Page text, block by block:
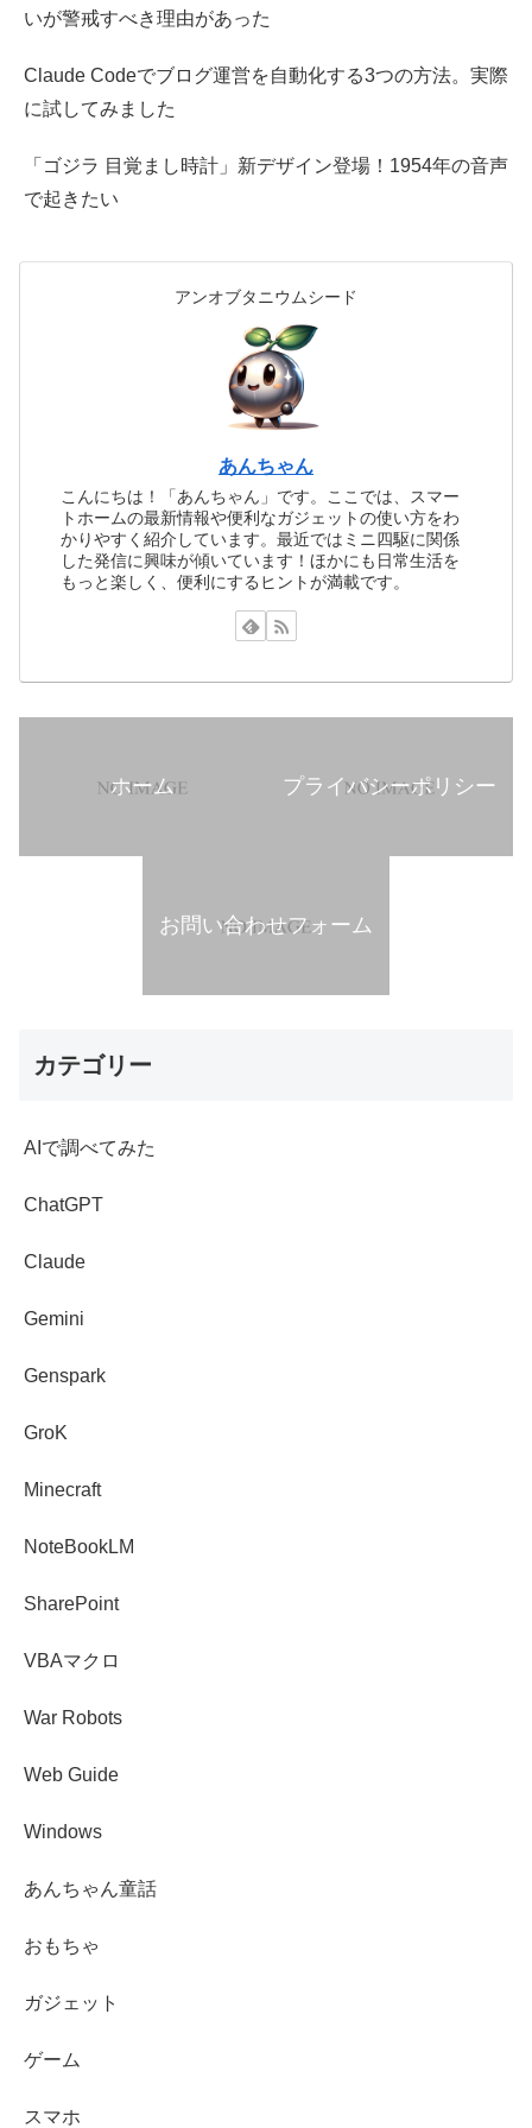
いが警戒すべき理由があった
Claude Codeでブログ運営を自動化する3つの方法。実際
に試してみました
「ゴジラ 目覚まし時計」新デザイン登場！1954年の音声
で起きたい
アンオブタニウムシード
あんちゃん
こんにちは！「あんちゃん」です。ここでは、スマー
トホームの最新情報や便利なガジェットの使い方をわ
かりやすく紹介しています。最近ではミニ四駆に関係
した発信に興味が傾いています！ほかにも日常生活を
もっと楽しく、便利にするヒントが満載です。
ホーム プライバシーポリシー
お問い合わせフォーム
カテゴリー
AIで調べてみた
ChatGPT
Claude
Gemini
Genspark
GroK
Minecraft
NoteBookLM
SharePoint
VBAマクロ
War Robots
Web Guide
Windows
あんちゃん童話
おもちゃ
ガジェット
ゲーム
スマホ